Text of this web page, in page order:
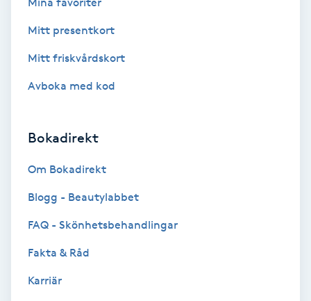
Brynfärgning
Bröllopsuppsättning
Celluliter
Coachning
Cryoterapi
Mitt presentkort
Mitt friskvårdskort
Avboka med kod
Bokadirekt
Om Bokadirekt
Blogg - Beautylabbet
FAQ - Skönhetsbehandlingar
Fakta & Råd
Karriär